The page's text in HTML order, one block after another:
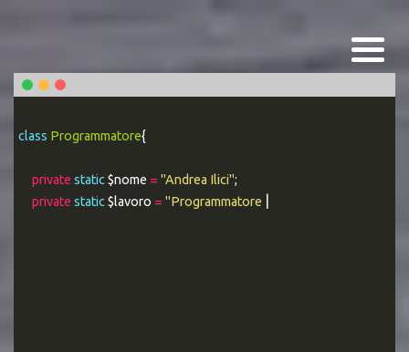
class Programmatore{
private static$nome = "Andrea Ilici";
private static$lavoro = "Programmatore WEB Esperto"